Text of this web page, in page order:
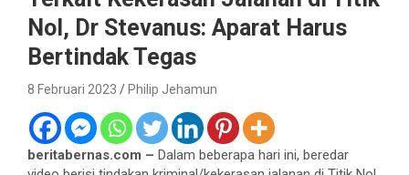
Nol, Dr Stevanus: Aparat Harus
Bertindak Tegas
8 Februari 2023 Philip Jehamun
beritabernas.com – Dalam beberapa hari ini, beredar